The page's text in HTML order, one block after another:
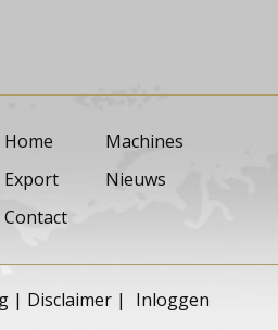
Home
Machines
Export
Nieuws
Contact
| Disclaimer | Inloggen